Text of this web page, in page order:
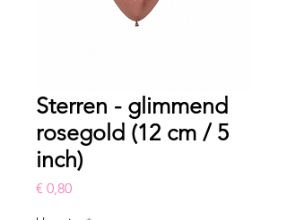
Sterren - glimmend
rosegold (12 cm / 5
inch)
€ 0,80Prijs